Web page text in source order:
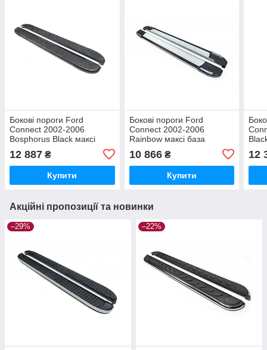
Бокові пороги Ford
Connect 2002-2006
Bosphorus Black максі
12 887 ₴
Купити
Бокові пороги Ford
Connect 2002-2006
Rainbow максі база
10 866₴
Купити
12
Акційні пропозиції та новинки
–29% –22%